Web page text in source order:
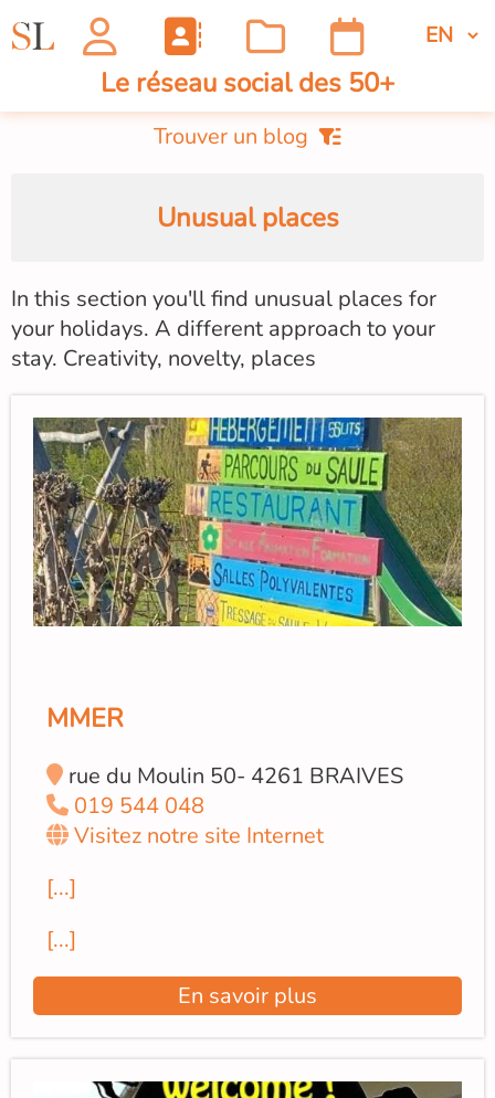
Le réseau social des 50+
Trouver un blog
Unusual places
In this section you'll find unusual places for
your holidays. A different approach to your
stay. Creativity, novelty, places
MMER
rue du Moulin 50- 4261 BRAIVES
019 544 048
Visitez notre site Internet
[...]
[...]
En savoir plus